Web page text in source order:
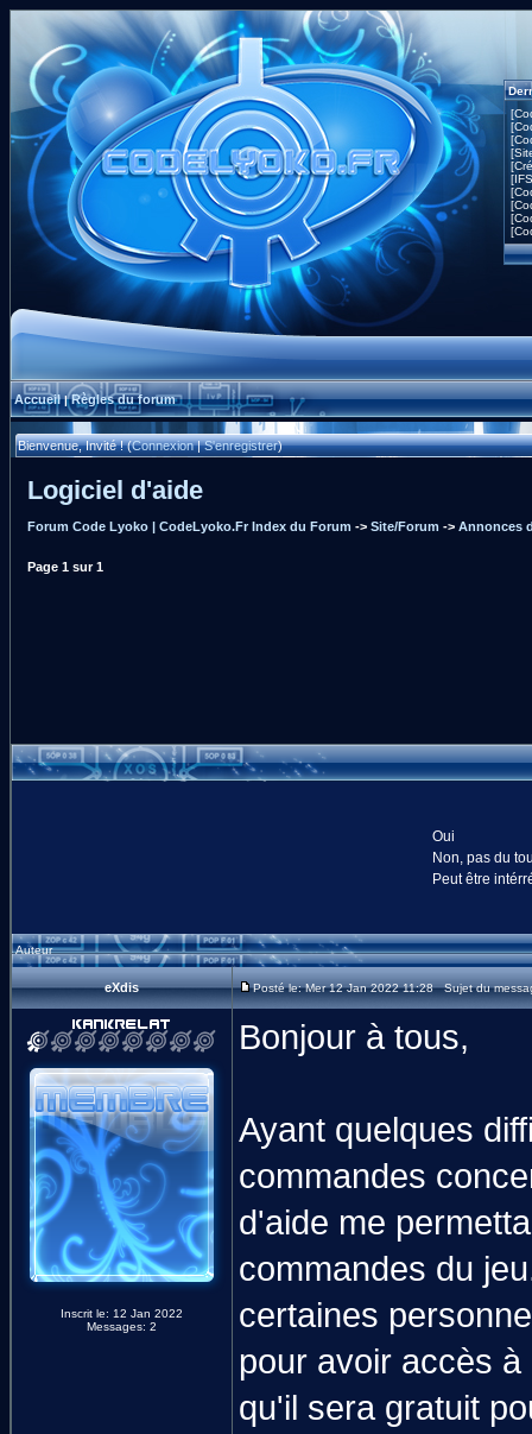
Accueil|Règles du forum
Bienvenue, Invité ! (Connexion|S'enregistrer)
Logiciel d'aide
Forum Code Lyoko | CodeLyoko.Fr Index du Forum -> Site/Forum -> Annonces
Page 1 sur1
Oui
Non, pas du
Peut être
Auteur
eXdis Posté le: Mer 12 Jan 2022 11:28 Sujet du
Inscrit le: 12 Jan 2022
Messages: 2
Bonjour à tous,
Ayant quelques
commandes
d'aide me
commandes du
certaines
pour avoir accès
qu'il sera gratuit